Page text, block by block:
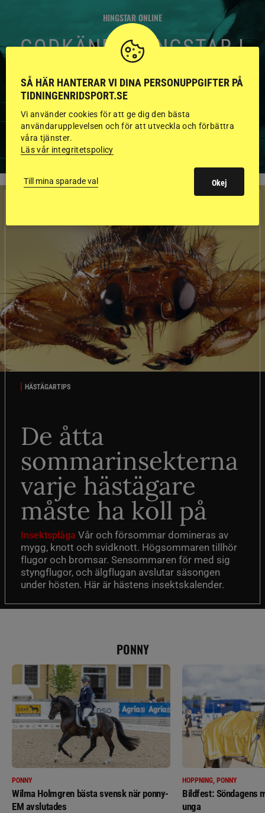
HINGSTAR ONLINE
GODKÄNDA HINGSTAR I
FLERA KATEGORIER MED
BILDER OCH FAKTA
HÄSTÄGARTIPS
De åtta
sommarinsekterna
varje hästägare
måste ha koll på
Insektsplåga Vår och försommar domineras av
mygg, knott och svidknott. Högsommaren tillhör
flugor och bromsar. Sensommaren för med sig
styngflugor, och älgflugan avslutar säsongen
under hösten. Här är hästens insektskalender.
PONNY
PONNY
Wilma Holmgren bästa svensk när ponny-
EM avslutades
HOPPNING, PONNY
Bildfest: Söndagens
unga
SÅ HÄR HANTERAR VI DINA PERSONUPPGIFTER PÅ
TIDNINGENRIDSPORT.SE
Vi använder cookies för att ge dig den bästa
användarupplevelsen och för att utveckla och förbättra
våra tjänster.
Läs vår integritetspolicy
Till mina sparade val Okej